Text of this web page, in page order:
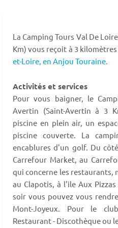
La Camping Tours Val De
Km) vous reçoit à 3
et-Loire, en Anjou Touraine.
Activités et services
Pour vous baigner, le
Avertin (Saint-Avertin à 3
piscine en plein air, un
piscine couverte. La
encablures d'un golf. Du
Carrefour Market, au
qui concerne les restaurants,
au Clapotis, à l'ile Aux
soir vous pouvez vous
Mont-Joyeux. Pour le
Restaurant - Discothèque ou